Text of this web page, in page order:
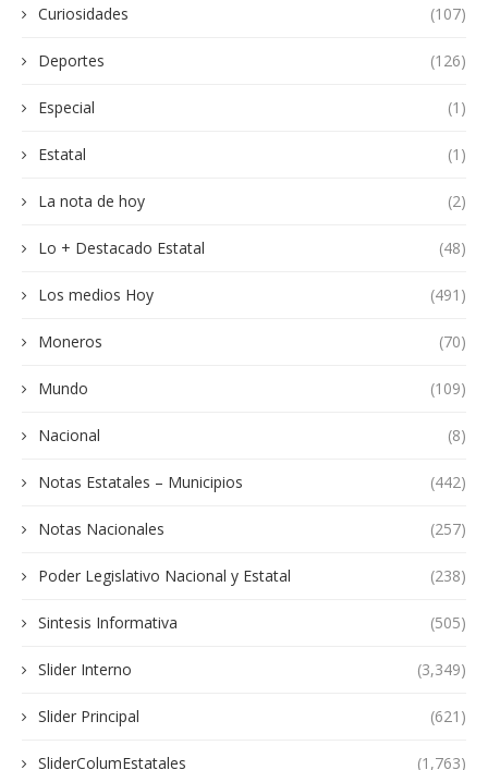
Curiosidades (107)
Deportes (126)
Especial (1)
Estatal (1)
La nota de hoy (2)
Lo + Destacado Estatal (48)
Los medios Hoy (491)
Moneros (70)
Mundo (109)
Nacional (8)
Notas Estatales – Municipios (442)
Notas Nacionales (257)
Poder Legislativo Nacional y Estatal (238)
Sintesis Informativa (505)
Slider Interno (3,349)
Slider Principal (621)
SliderColumEstatales (1,763)